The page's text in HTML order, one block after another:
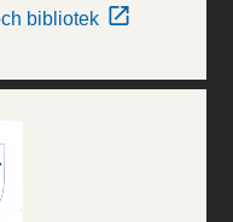
bibliotek